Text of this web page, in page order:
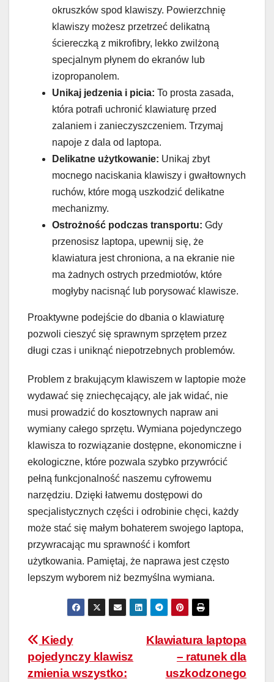
okruszków spod klawiszy. Powierzchnię
klawiszy możesz przetrzeć delikatną
ściereczką z mikrofibry, lekko zwilżoną
specjalnym płynem do ekranów lub
izopropanolem.
Unikaj jedzenia i picia: To prosta zasada,
która potrafi uchronić klawiaturę przed
zalaniem i zanieczyszczeniem. Trzymaj
napoje z dala od laptopa.
Delikatne użytkowanie: Unikaj zbyt
mocnego naciskania klawiszy i gwałtownych
ruchów, które mogą uszkodzić delikatne
mechanizmy.
Ostrożność podczas transportu: Gdy
przenosisz laptopa, upewnij się, że
klawiatura jest chroniona, a na ekranie nie
ma żadnych ostrych przedmiotów, które
mogłyby nacisnąć lub porysować klawisze.
Proaktywne podejście do dbania o klawiaturę
pozwoli cieszyć się sprawnym sprzętem przez
długi czas i uniknąć niepotrzebnych problemów.
Problem z brakującym klawiszem w laptopie może
wydawać się zniechęcający, ale jak widać, nie
musi prowadzić do kosztownych napraw ani
wymiany całego sprzętu. Wymiana pojedynczego
klawisza to rozwiązanie dostępne, ekonomiczne i
ekologiczne, które pozwala szybko przywrócić
pełną funkcjonalność naszemu cyfrowemu
narzędziu. Dzięki łatwemu dostępowi do
specjalistycznych części i odrobinie chęci, każdy
może stać się małym bohaterem swojego laptopa,
przywracając mu sprawność i komfort
użytkowania. Pamiętaj, że naprawa jest często
lepszym wyborem niż bezmyślna wymiana.
Nawigacja
wpisu
Klawiatura laptopa
– ratunek dla
uszkodzonego
Kiedy
pojedynczy klawisz
zmienia wszystko: